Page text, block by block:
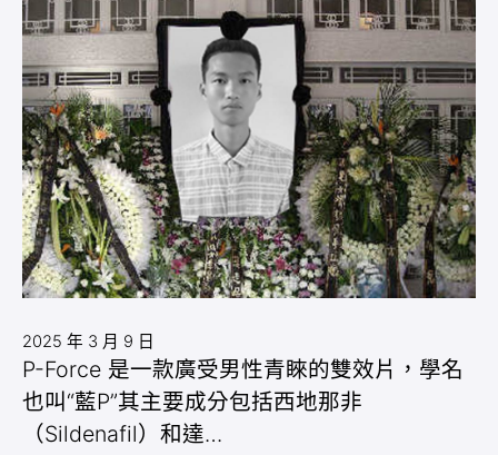
2025 年 3 月 9 日
P-Force 是一款廣受男性青睞的雙效片，學名
也叫“藍P”其主要成分包括西地那非
（Sildenafil）和達…